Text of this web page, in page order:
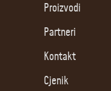
Proizvodi
Partneri
Kontakt
Cjenik